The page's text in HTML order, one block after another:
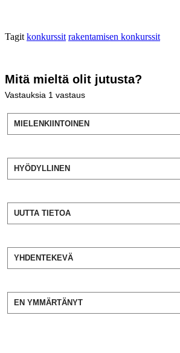
Tagit konkurssit rakentamisen konkurssit
Mitä mieltä olit jutusta?
Vastauksia 1 vastaus
MIELENKIINTOINEN
HYÖDYLLINEN
UUTTA TIETOA
YHDENTEKEVÄ
EN YMMÄRTÄNYT